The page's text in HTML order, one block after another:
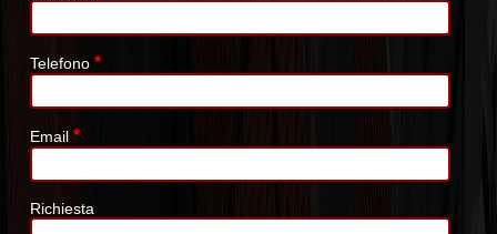
Telefono *
Email *
Richiesta